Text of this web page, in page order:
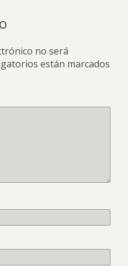
no será
están marcados